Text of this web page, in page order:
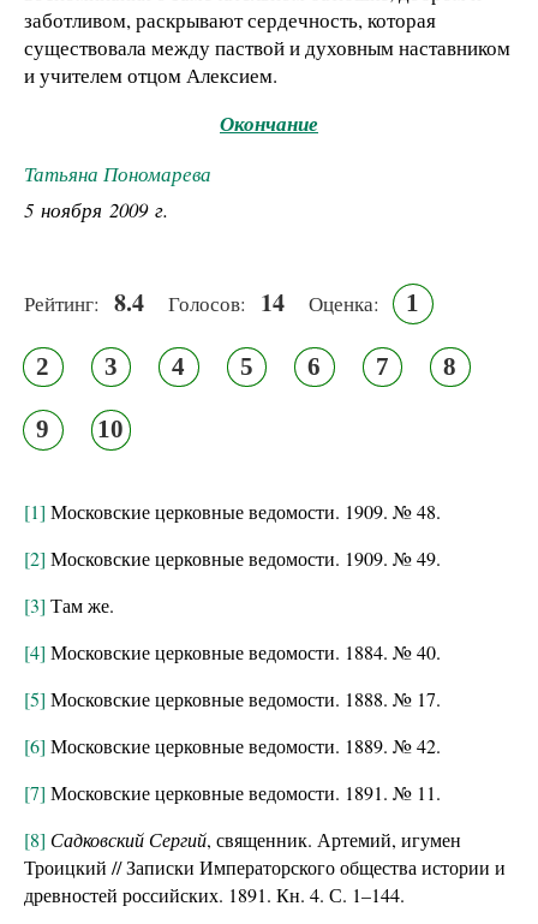
заботливом, раскрывают сердечность, которая
существовала между паствой и духовным наставником
и учителем отцом Алексием.
Окончание
Татьяна Пономарева
5 ноября 2009 г.
Рейтинг: 8.4 Голосов: 14 Оценка: 1
2 3 4 5 6 7 8
9 10
[1] Московские церковные ведомости. 1909. № 48.
[2] Московские церковные ведомости. 1909. № 49.
[3] Там же.
[4] Московские церковные ведомости. 1884. № 40.
[5] Московские церковные ведомости. 1888. № 17.
[6] Московские церковные ведомости. 1889. № 42.
[7] Московские церковные ведомости. 1891. № 11.
[8] Садковский Сергий, священник. Артемий, игумен
Троицкий // Записки Императорского общества истории и
древностей российских. 1891. Кн. 4. С. 1–144.